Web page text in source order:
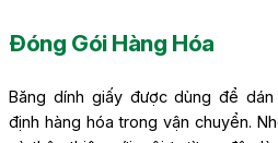
Đóng Gói Hàng Hóa
Băng dính giấy được dùng để
định hàng hóa trong vận chuyển.